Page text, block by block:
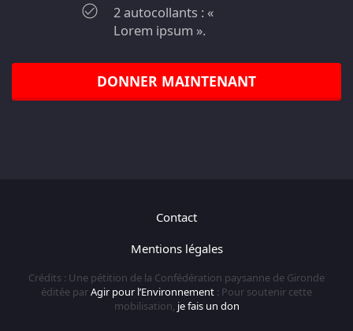
2 autocollants : «
Lorem ipsum ».
DONNER MAINTENANT
Contact
Mentions légales
Crédits : Une pétition de la Confédération paysanne de Gironde
éditée parAgir pour l’Environnement : Pour soutenir cette
mobilisation, je fais un don